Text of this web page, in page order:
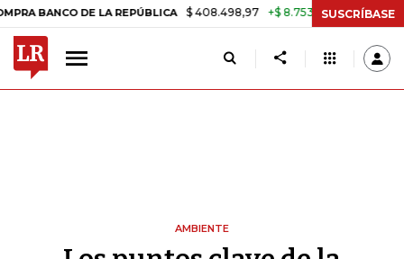
DE LA REPÚBLICA $ 408.498,97 +$ 8.753,81 +2,19% TASA DE
SUSCRÍBASE
AMBIENTE